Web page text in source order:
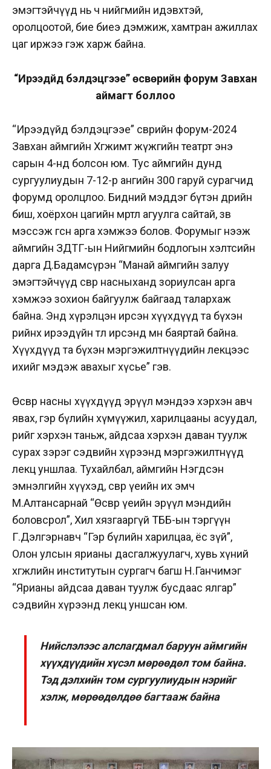
эмэгтэйчүүд нь ч нийгмийн идэвхтэй,
оролцоотой, бие биеэ дэмжиж, хамтран ажиллах
цаг иржээ гэж харж байна.
“Ирээдүйд бэлдэцгээе” өсвөрийн форум Завхан
аймагт боллоо
“Ирээдүйд бэлдэцгээе” өсвөрийн форум-2024
Завхан аймгийн Хөгжимт жүжгийн театрт энэ
сарын 4-нд болсон юм. Тус аймгийн дунд
сургуулиудын 7-12-р ангийн 300 гаруй сурагчид
форумд оролцлоо. Бидний мэддэг бүтэн өдрийн
биш, хоёрхон цагийн мөртлөө агуулга сайтай, зөв
мэссэж өгсөн арга хэмжээ болов. Форумыг нээж
аймгийн ЗДТГ-ын Нийгмийн бодлогын хэлтсийн
дарга Д.Бадамсүрэн “Манай аймгийн залуу
эмэгтэйчүүд өсвөр насныханд зориулсан арга
хэмжээ зохион байгуулж байгаад талархаж
байна. Энд хүрэлцэн ирсэн хүүхдүүд та бүхэн
өөрийнхөө ирээдүйн төлөө ирсэнд мөн баяртай байна.
Хүүхдүүд та бүхэн мэргэжилтнүүдийн лекцээс
ихийг мэдэж авахыг хүсье” гэв.
Өсвөр насны хүүхдүүд эрүүл мэндээ хэрхэн авч
явах, гэр бүлийн хүмүүжил, харилцааны асуудал,
өөрийгөө хэрхэн таньж, айдсаа хэрхэн даван туулж
сурах зэрэг сэдвийн хүрээнд мэргэжилтнүүд
лекц уншлаа. Тухайлбал, аймгийн Нэгдсэн
эмнэлгийн хүүхэд, өсвөр үеийн их эмч
М.Алтансарнай “Өсвөр үеийн эрүүл мэндийн
боловсрол”, Хил хязгааргүй ТББ-ын тэргүүн
Г.Дэлгэрнавч “Гэр бүлийн харилцаа, ёс зүй”,
Олон улсын ярианы дасгалжуулагч, хувь хүний
хөгжлийн институтын сургагч багш Н.Ганчимэг
“Ярианы айдсаа даван туулж бусдаас ялгар”
сэдвийн хүрээнд лекц уншсан юм.
Нийслэлээс алслагдмал баруун аймгийн
хүүхдүүдийн хүсэл мөрөөдөл том байна.
Тэд дэлхийн том сургуулиудын нэрийг
хэлж, мөрөөдөлдөө багтааж байна